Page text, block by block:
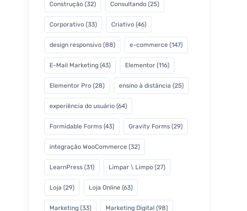
Construção (32) Consultando (25)
Corporativo (33) Criativo (46)
design responsivo (88) e-commerce (147)
E-Mail Marketing (43) Elementor (116)
Elementor Pro (28) ensino à distância (25)
experiência do usuário (64)
Formidable Forms (43) Gravity Forms (29)
integração WooCommerce (32)
LearnPress (31) Limpar \ Limpo (27)
Loja (29) Loja Online (63)
Marketing (33) Marketing Digital (98)